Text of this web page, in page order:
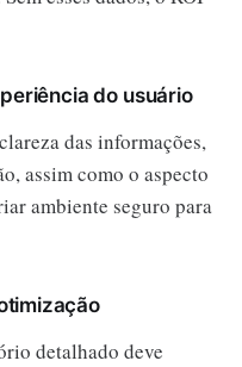
do usuário
das informações,
assim como o aspecto
ambiente seguro para
detalhado deve